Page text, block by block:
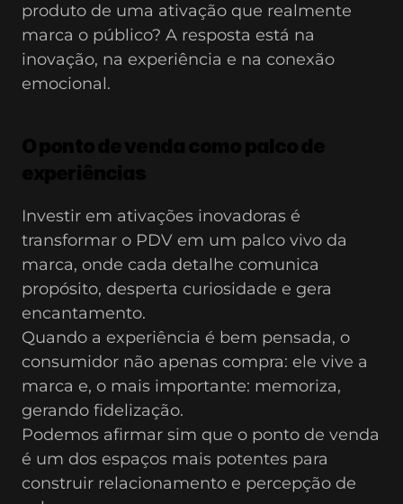
produto de uma ativação que realmente
marca o público? A resposta está na
inovação, na experiência e na conexão
emocional.
Investir em ativações inovadoras é
transformar o PDV em um palco vivo da
marca, onde cada detalhe comunica
propósito, desperta curiosidade e gera
encantamento.
Quando a experiência é bem pensada, o
consumidor não apenas compra: ele vive a
marca e, o mais importante: memoriza,
gerando fidelização.
Podemos afirmar sim que o ponto de venda
é um dos espaços mais potentes para
construir relacionamento e percepção de